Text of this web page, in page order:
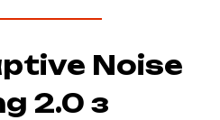
Noise
2.0 з